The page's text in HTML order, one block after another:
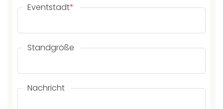
Eventstadt*
Standgröße
Nachricht